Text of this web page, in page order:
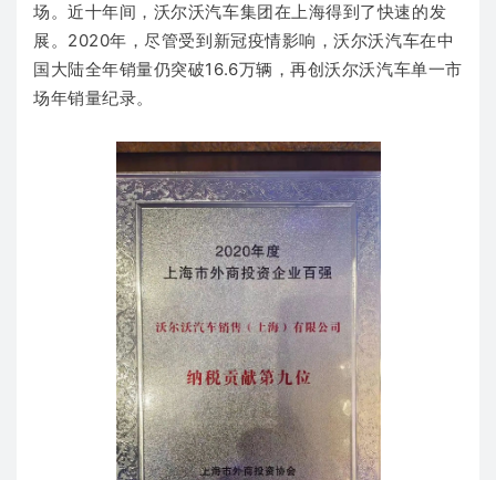
场。近十年间，沃尔沃汽车集团在上海得到了快速的发
展。2020年，尽管受到新冠疫情影响，沃尔沃汽车在中
国大陆全年销量仍突破16.6万辆，再创沃尔沃汽车单一市
场年销量纪录。